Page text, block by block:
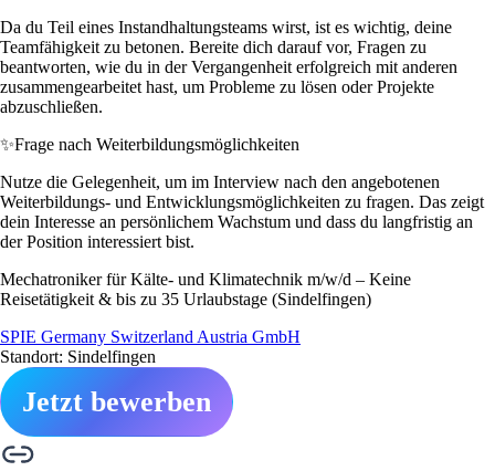
Da du Teil eines Instandhaltungsteams wirst, ist es wichtig, deine
Teamfähigkeit zu betonen. Bereite dich darauf vor, Fragen zu
beantworten, wie du in der Vergangenheit erfolgreich mit anderen
zusammengearbeitet hast, um Probleme zu lösen oder Projekte
abzuschließen.
✨Frage nach Weiterbildungsmöglichkeiten
Nutze die Gelegenheit, um im Interview nach den angebotenen
Weiterbildungs- und Entwicklungsmöglichkeiten zu fragen. Das zeigt
dein Interesse an persönlichem Wachstum und dass du langfristig an
der Position interessiert bist.
Mechatroniker für Kälte- und Klimatechnik m/w/d – Keine
Reisetätigkeit & bis zu 35 Urlaubstage (Sindelfingen)
SPIE Germany Switzerland Austria GmbH
Standort: Sindelfingen
Jetzt bewerben